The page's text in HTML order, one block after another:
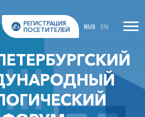
РЕГИСТРАЦИЯ
ПОСЕТИТЕЛЕЙ
RUS EN